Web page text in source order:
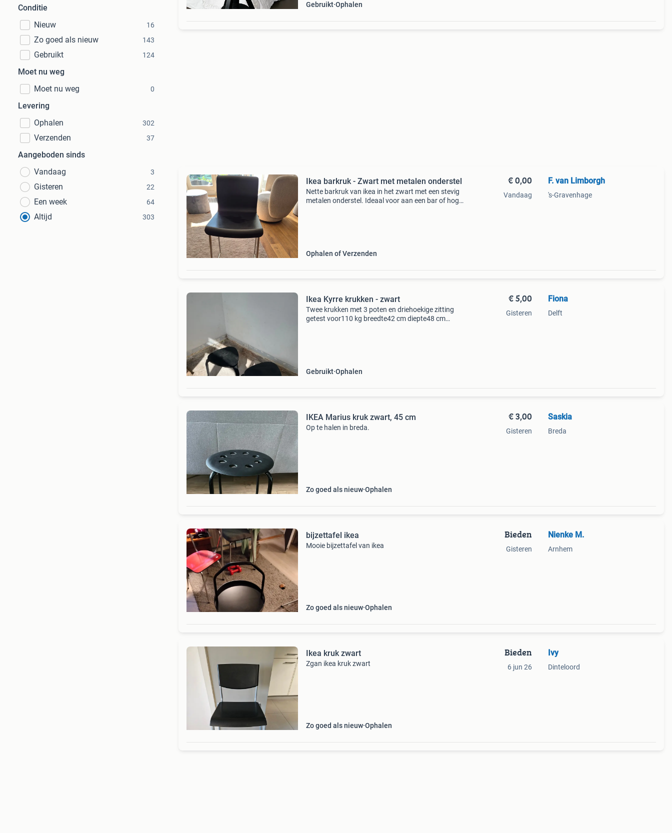
Conditie
Nieuw
16
Zo goed als nieuw 143
Gebruikt 124
Moet nu weg
Moet nu weg
0
Levering
Ophalen
302
Verzenden 37
Aangeboden sinds
Vandaag
3
Gisteren 22
Een week 64
Altijd 303
Gebruikt Ophalen
Ikea barkruk - Zwart met metalen onderstel
Nette barkruk van ikea in het zwart met een stevig
metalen onderstel. Ideaal voor aan een bar of hoge
Ophalen of Verzenden
€ 0,00
Vandaag
F. van Limborgh
's-Gravenhage
Ikea Kyrre krukken - zwart
Twee krukken met 3 poten en driehoekige zitting
getest voor110 kg breedte42 cm diepte48 cm
Gebruikt Ophalen
€ 5,00
Gisteren
Fiona
Delft
IKEA Marius kruk zwart, 45 cm
Op te halen in breda.
Zo goed als nieuw Ophalen
€ 3,00
Gisteren
Saskia
Breda
bijzettafel ikea
Mooie bijzettafel van ikea
Zo goed als nieuw Ophalen
Bieden
Gisteren
Nienke M.
Arnhem
Ikea kruk zwart
Zgan ikea kruk zwart
Zo goed als nieuw Ophalen
Bieden
6 jun 26
Ivy
Dinteloord